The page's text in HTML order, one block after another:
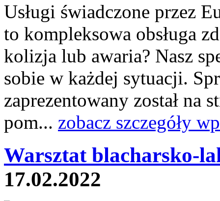
Usługi świadczone przez
to kompleksowa obsługa
kolizja lub awaria? Nasz
sobie w każdej sytuacji.
zaprezentowany został na
pom... zobacz szczegóły
Warsztat blacharsko-
17.02.2022